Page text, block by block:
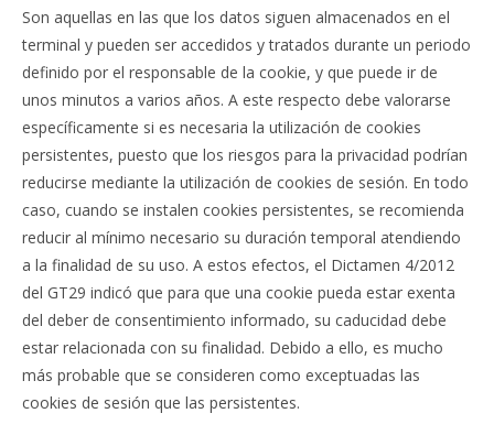
Son aquellas en las que los datos siguen almacenados en el
terminal y pueden ser accedidos y tratados durante un periodo
definido por el responsable de la cookie, y que puede ir de
unos minutos a varios años. A este respecto debe valorarse
específicamente si es necesaria la utilización de cookies
persistentes, puesto que los riesgos para la privacidad podrían
reducirse mediante la utilización de cookies de sesión. En todo
caso, cuando se instalen cookies persistentes, se recomienda
reducir al mínimo necesario su duración temporal atendiendo
a la finalidad de su uso. A estos efectos, el Dictamen 4/2012
del GT29 indicó que para que una cookie pueda estar exenta
del deber de consentimiento informado, su caducidad debe
estar relacionada con su finalidad. Debido a ello, es mucho
más probable que se consideren como exceptuadas las
cookies de sesión que las persistentes.